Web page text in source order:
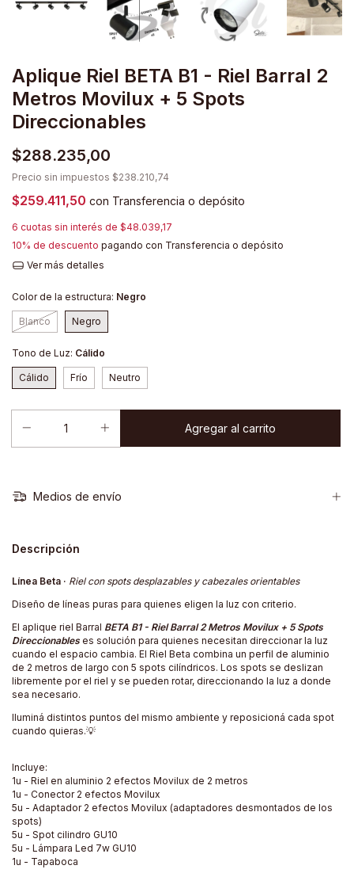
Aplique Riel BETA B1 - Riel Barral 2
Metros Movilux + 5 Spots
Direccionables
$288.235,00
Precio sin impuestos $238.210,74
$259.411,50 con Transferencia o depósito
6 cuotas sin interés de $48.039,17
10% de descuento pagando con Transferencia o depósito
Ver más detalles
Color de la estructura: Negro
Blanco Negro
Tono de Luz: Cálido
Cálido Frío Neutro
Medios de envío
Descripción
Línea Beta · Riel con spots desplazables y cabezales orientables
Diseño de líneas puras para quienes eligen la luz con criterio.
El aplique riel Barral BETA B1 - RielBarral 2 Metros Movilux + 5 Spots
Direccionables es solución para quienes necesitan direccionar la luz
cuando el espacio cambia. El Riel Beta combina un perfil de aluminio
de 2 metros de largo con 5 spots cilíndricos. Los spots se deslizan
libremente por el riel y se pueden rotar, direccionando la luz a donde
sea necesario.
Iluminá distintos puntos del mismo ambiente y reposicioná cada spot
cuando quieras.💡
Incluye:
1u - Riel en aluminio 2 efectos Movilux de 2 metros
1u - Conector 2 efectos Movilux
5u - Adaptador 2 efectos Movilux (adaptadores desmontados de los
spots)
5u - Spot cilindro GU10
5u - Lámpara Led 7w GU10
1u - Tapaboca